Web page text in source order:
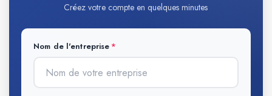
Créez votre compte en quelques minutes
Nom de l'entreprise